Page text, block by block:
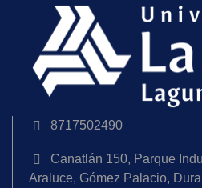
8717502490
Canatlán 150, Parque
Araluce, Gómez Palacio,